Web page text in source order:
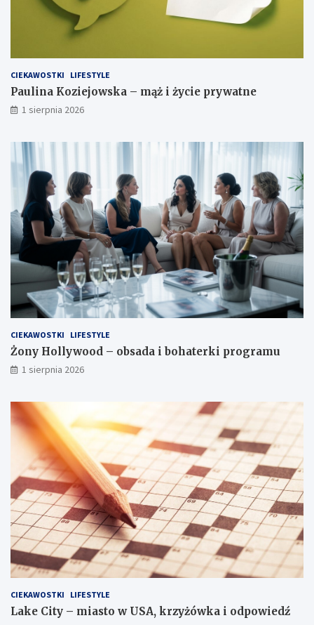
CIEKAWOSTKI LIFESTYLE
Paulina Koziejowska – mąż i życie prywatne
1 sierpnia 2026
CIEKAWOSTKI LIFESTYLE
Żony Hollywood – obsada i bohaterki programu
1 sierpnia 2026
CIEKAWOSTKI LIFESTYLE
Lake City – miasto w USA, krzyżówka i odpowiedź